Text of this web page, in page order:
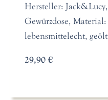
Hersteller:
Gewürzdose,
lebensmittelecht,
29,90 €